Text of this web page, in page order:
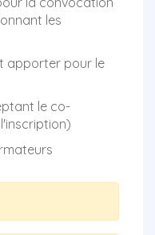
les
apporter pour le
le co-